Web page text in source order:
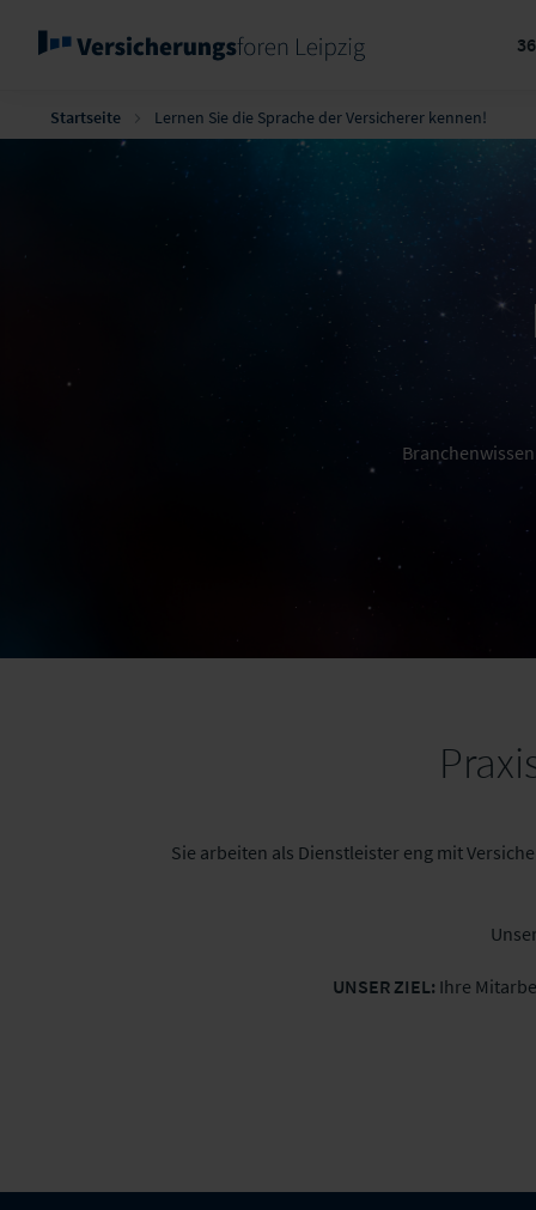
Startseite Lernen Sie die Sprache der Versicherer kennen!
Sie arbeiten als Dienstleister eng mit
UNSER ZIEL: Ihre